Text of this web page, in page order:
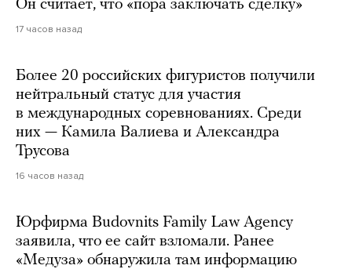
Он считает, что «пора заключать сделку»
17 часов назад
Более 20 российских фигуристов получили
нейтральный статус для участия
в международных соревнованиях. Среди
них — Камила Валиева и Александра
Трусова
16 часов назад
Юрфирма Budovnits Family Law Agency
заявила, что ее сайт взломали. Ранее
«Медуза» обнаружила там информацию